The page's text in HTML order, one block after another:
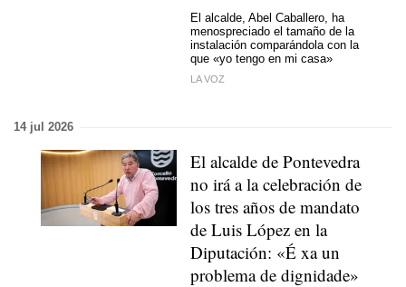
El alcalde, Abel Caballero, ha
menospreciado el tamaño de la
instalación comparándola con la
que «yo tengo en mi casa»
LA VOZ
14 jul 2026
El alcalde de Pontevedra
no irá a la celebración de
los tres años de mandato
de Luis López en la
Diputación: «É xa un
problema de dignidade»